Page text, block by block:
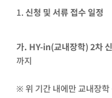
신청 및 서류 접수 일정
가. HY-in(교내장학) 2차
까지
※ 위 기간 내에만 교내장